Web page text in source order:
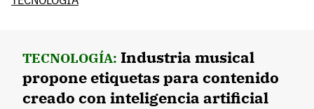
TECNOLOGÍA: Industria musical
propone etiquetas para contenido
creado con inteligencia artificial